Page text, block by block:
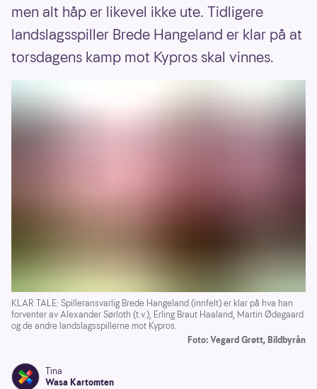
men alt håp er likevel ikke ute. Tidligere
landslagsspiller Brede Hangeland er klar på at
torsdagens kamp mot Kypros skal vinnes.
KLAR TALE: Spilleransvarlig Brede Hangeland (innfelt) er klar på hva han
forventer av Alexander Sørloth (t.v.), Erling Braut Haaland, Martin Ødegaard
og de andre landslagsspillerne mot Kypros.
Foto: Vegard Grøtt, Bildbyrån
Tina
Wasa Kartomten